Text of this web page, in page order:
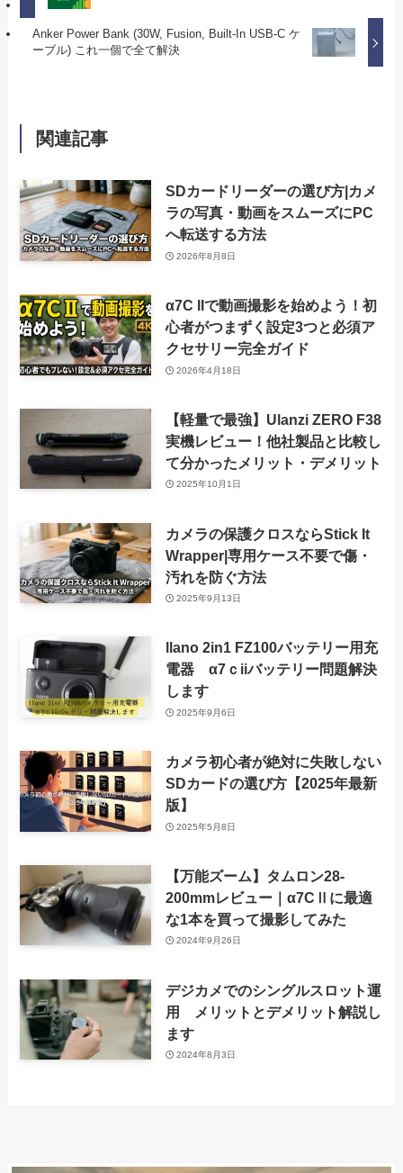
Anker Power Bank (30W, Fusion, Built-In USB-C ケ
ーブル) これ一個で全て解決
関連記事
SDカードリーダーの選び方|カメ
ラの写真・動画をスムーズにPC
へ転送する方法
2026年8月8日
α7C IIで動画撮影を始めよう！初
心者がつまずく設定3つと必須ア
クセサリー完全ガイド
2026年4月18日
【軽量で最強】Ulanzi ZERO F38
実機レビュー！他社製品と比較し
て分かったメリット・デメリット
2025年10月1日
カメラの保護クロスならStick It
Wrapper|専用ケース不要で傷・
汚れを防ぐ方法
2025年9月13日
llano 2in1 FZ100バッテリー用充
電器 α7ｃiiバッテリー問題解決
します
2025年9月6日
カメラ初心者が絶対に失敗しない
SDカードの選び方【2025年最新
版】
2025年5月8日
【万能ズーム】タムロン28-
200mmレビュー｜α7CⅡに最適
な1本を買って撮影してみた
2024年9月26日
デジカメでのシングルスロット運
用 メリットとデメリット解説し
ます
2024年8月3日